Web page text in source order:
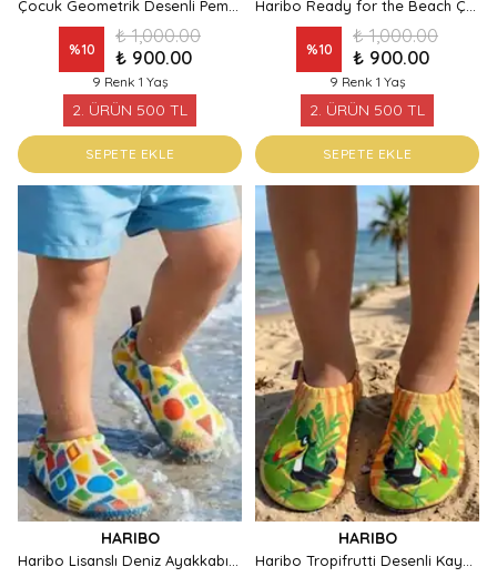
%10
₺ 1,000.00
₺ 900.00
9 Renk 1 Yaş
2. ÜRÜN 500 TL
SEPETE EKLE
%10
₺ 1,000.00
₺ 900.00
9 Renk 1 Yaş
2. ÜRÜN 500 TL
SEPETE EKLE
HARIBO HARIBO